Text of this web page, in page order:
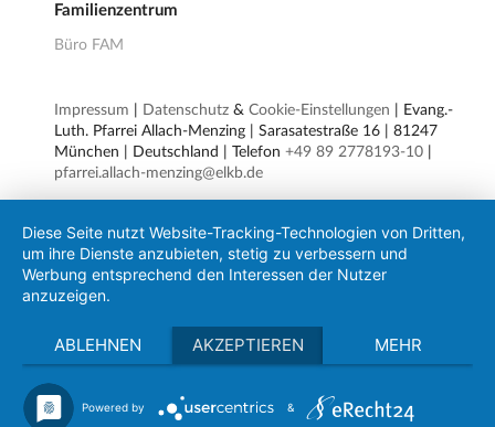
Familienzentrum
Büro FAM
Impressum Datenschutz & Cookie-Einstellungen | Evang.-
Luth. Pfarrei Allach-Menzing | Sarasatestraße 16 | 81247
München | Deutschland | Telefon +49 89 2778193-10
pfarrei.allach-menzing@elkb.de
Diese Seite nutzt Website-Tracking-Technologien von Dritten,
um ihre Dienste anzubieten, stetig zu verbessern und
Werbung entsprechend den Interessen der Nutzer
anzuzeigen.
ABLEHNEN AKZEPTIEREN MEHR
Powered by &